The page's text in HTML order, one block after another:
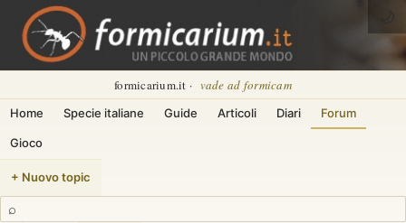
formicarium.it · vade ad formicam
Home Specie italiane Guide Articoli Diari Forum
Gioco
+ Nuovo topic
⌕
🌙